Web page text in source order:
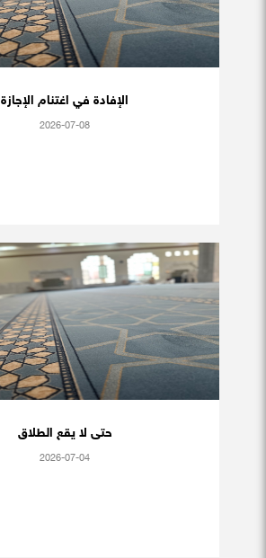
الإفادة في اغتنام الإجازة
2026-07-08
حتى لا يقع الطلاق
2026-07-04